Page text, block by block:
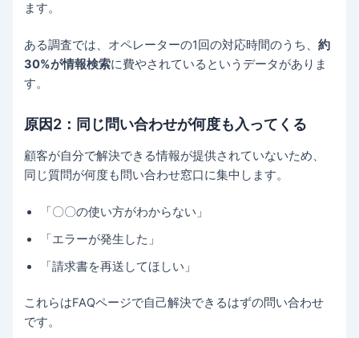
ます。
ある調査では、オペレーターの1回の対応時間のうち、約
30%が情報検索に費やされているというデータがありま
す。
原因2：同じ問い合わせが何度も入ってくる
顧客が自分で解決できる情報が提供されていないため、
同じ質問が何度も問い合わせ窓口に集中します。
「〇〇の使い方がわからない」
「エラーが発生した」
「請求書を再送してほしい」
これらはFAQページで自己解決できるはずの問い合わせ
です。